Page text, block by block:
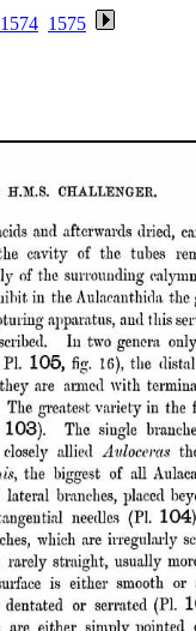
1574 1575